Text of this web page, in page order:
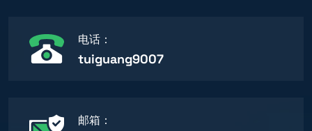
电话：
tuiguang9007
邮箱：